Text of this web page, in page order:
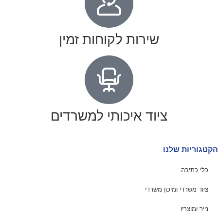
שירות לקוחות זמין
ציוד איכותי למשרדים
הקטגוריות שלנו
כלי כתיבה
ציוד משרדי ומיכון משרדי
נייר ומוצריו